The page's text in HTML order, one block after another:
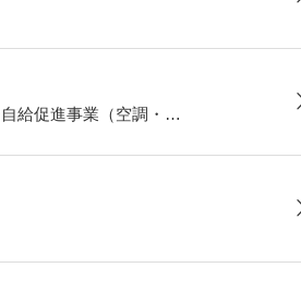
自給促進事業（空調・…